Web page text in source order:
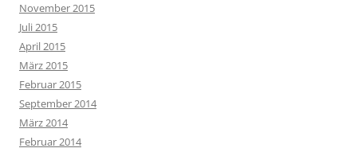
November 2015
Juli 2015
April 2015
März 2015
Februar 2015
September 2014
März 2014
Februar 2014